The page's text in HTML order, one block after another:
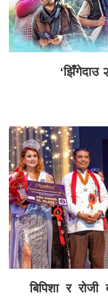
‘झिँगेदाउ
बिपिशा र